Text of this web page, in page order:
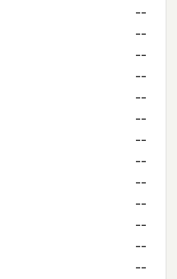
--
--
--
--
--
--
--
--
--
--
--
--
--